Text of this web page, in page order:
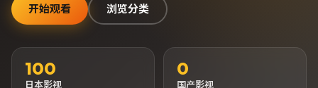
开始观看 浏览分类
100
日本影视
0
国产影视